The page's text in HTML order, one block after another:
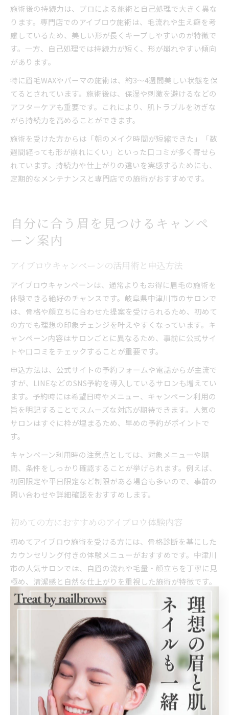
施術後の持続力は、プロによる施術と自己処理で大きく異な
ります。専門店でのアイブロウ施術は、毛流れや生え癖を考
慮しているため、美しい形が長くキープしやすいのが特徴で
す。一方、自己処理では持続力が短く、形が崩れやすい傾向
があります。
特に眉毛WAXやパーマの施術は、約3～4週間美しい状態を保
てるとされています。施術後は、保湿や刺激を避けるなどの
アフターケアも重要です。これにより、肌トラブルを防ぎな
がら持続力を高めることができます。
施術を受けた方からは「朝のメイク時間が短縮できた」「数
週間経っても形が崩れにくい」といった口コミが多く寄せら
れています。持続力や仕上がりの違いを実感するためにも、
定期的なメンテナンスと専門店での施術がおすすめです。
自分に合う眉を見つけるキャンペ
ーン案内
アイブロウキャンペーンの活用術と申込方法
アイブロウキャンペーンは、通常よりもお得に眉毛の施術を
体験できる絶好のチャンスです。岐阜県中津川市のサロンで
は、骨格や顔立ちに合わせた提案を受けられるため、初めて
の方でも理想の印象チェンジを叶えやすくなっています。キ
ャンペーン内容はサロンごとに異なるため、事前に公式サイ
トや口コミをチェックすることが重要です。
申込方法は、公式サイトの予約フォームや電話からが主流で
すが、LINEなどのSNS予約を導入しているサロンも増えてい
ます。予約時には希望日時やメニュー、キャンペーン利用の
旨を明記することでスムーズな対応が期待できます。人気の
サロンはすぐに枠が埋まるため、早めの予約がポイントで
す。
キャンペーン利用時の注意点としては、対象メニューや期
間、条件をしっかり確認することが挙げられます。例えば、
初回限定や平日限定など制限がある場合も多いので、事前の
問い合わせや詳細確認をおすすめします。
初めての方におすすめのアイブロウ体験内容
初めてアイブロウ施術を受ける方には、骨格診断を基にした
カウンセリング付きの体験メニューがおすすめです。中津川
市の人気サロンでは、自眉の流れや毛量・顔立ちを丁寧に見
極め、清潔感と自然な仕上がりを重視した施術が特徴です。
眉毛WAXやフェイスワックスで産毛や余分な毛を除去し、肌
表面を整えることで印象が大きく変わります。
具体的な施術の流れとしては、カウンセリング→眉デザイン
提案→WAXやパーマによる施術→仕上げのメイクアドバイス
というステップが一般的です。失敗例として、自己処理で形
を整えすぎてしまった場合でも、プロによるリカバリーが可
能なケースが多いので安心です。
施術後は、アフターケアの説明や自宅でのメンテナンス方法
も教えてもらえるため、初心者でも安心して美眉をキープで